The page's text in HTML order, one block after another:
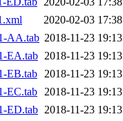
2020-02-03 17:38
AA.tab 2018-11-23 19:13
EA.tab 2018-11-23 19:13
EB.tab 2018-11-23 19:13
EC.tab 2018-11-23 19:13
ED.tab 2018-11-23 19:13